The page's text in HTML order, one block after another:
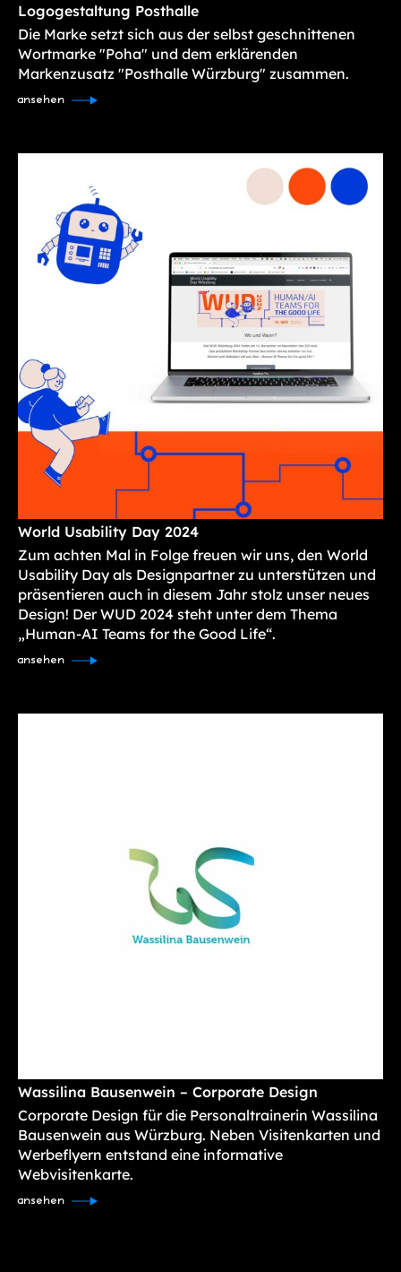
Logogestaltung Posthalle
Die Marke setzt sich aus der selbst geschnittenen
Wortmarke "Poha" und dem erklärenden
Markenzusatz "Posthalle Würzburg" zusammen.
ansehen
World Usability Day 2024
Zum achten Mal in Folge freuen wir uns, den World
Usability Day als Designpartner zu unterstützen und
präsentieren auch in diesem Jahr stolz unser neues
Design! Der WUD 2024 steht unter dem Thema
„Human-AI Teams for the Good Life“.
ansehen
Wassilina Bausenwein – Corporate Design
Corporate Design für die Personaltrainerin Wassilina
Bausenwein aus Würzburg. Neben Visitenkarten und
Werbeflyern entstand eine informative
Webvisitenkarte.
ansehen